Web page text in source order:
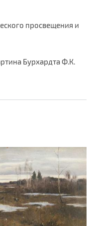
просвещения и
Бурхардта Ф.К.